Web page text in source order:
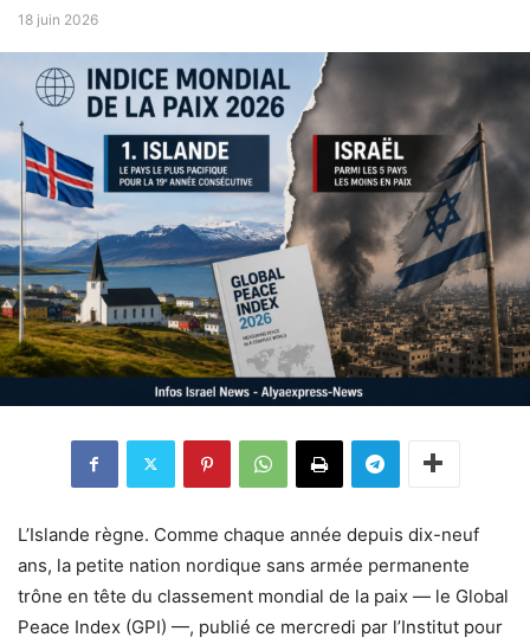
18 juin 2026
L’Islande règne. Comme chaque année depuis dix-neuf
ans, la petite nation nordique sans armée permanente
trône en tête du classement mondial de la paix — le Global
Peace Index (GPI) —, publié ce mercredi par l’Institut pour